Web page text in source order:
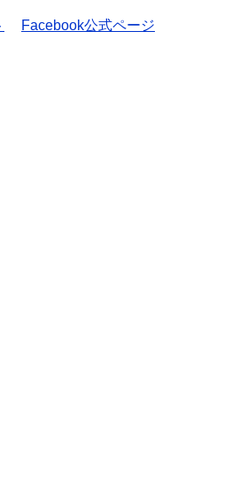
Facebook公式ページ